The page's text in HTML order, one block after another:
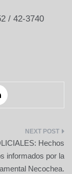
/ 42-3740
Hechos
informados por la
Necochea.